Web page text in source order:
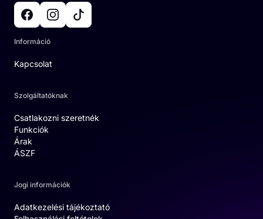
Információ
Kapcsolat
Szolgáltatóknak
Csatlakozni szeretnék
Funkciók
Árak
ÁSZF
Jogi információk
Adatkezelési tájékoztató